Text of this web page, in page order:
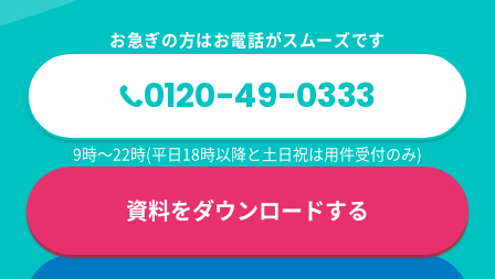
資料をダウンロードする
お急ぎの方はお電話がスムーズです
0120-49-0333
9時～22時(平日18時以降と土日祝は用件受付のみ)